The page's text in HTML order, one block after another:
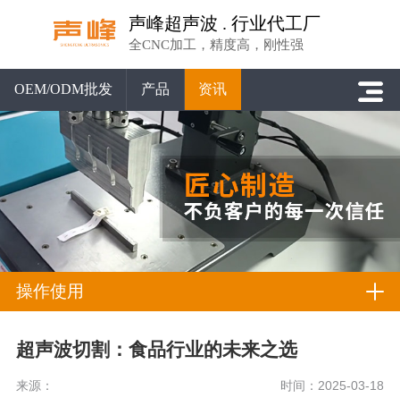
声峰超声波 . 行业代工厂
全CNC加工，精度高，刚性强
OEM/ODM批发 产品 资讯
操作使用
超声波切割：食品行业的未来之选
来源： 时间：2025-03-18